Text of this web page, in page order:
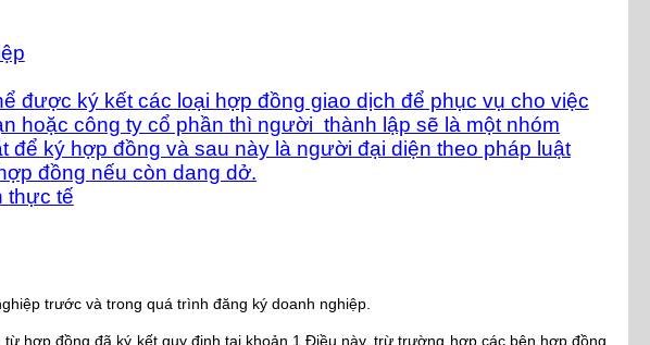
được ký kết các loại hợp đồng giao dịch để phục vụ cho việc
hoặc công ty cổ phần thì người thành lập sẽ là một nhóm
ký hợp đồng và sau này là người đại diện theo pháp luật
đồng nếu còn dang dở.
thực tế
trước và trong quá trình đăng ký doanh nghiệp.
hợp đồng đã ký kết quy định tại khoản 1 Điều này, trừ trường hợp các bên hợp đồng